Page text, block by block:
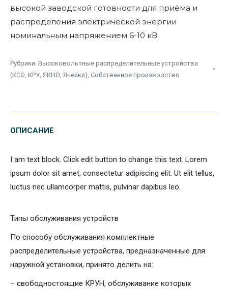
высокой заводской готовности для приёма и
распределения электрической энергии
номинальным напряжением 6-10 кВ.
Рубрики: Высоковольтные распределительные устройства
(КСО, КРУ, ЯКНО, Ячейки), Собственное производство
ОПИСАНИЕ
I am text block. Click edit button to change this text. Lorem
ipsum dolor sit amet, consectetur adipiscing elit. Ut elit tellus,
luctus nec ullamcorper mattis, pulvinar dapibus leo.
Типы обслуживания устройств
По способу обслуживания комплектные
распределительные устройства, предназначенные для
наружной установки, принято делить на:
– свободностоящие КРУН, обслуживание которых